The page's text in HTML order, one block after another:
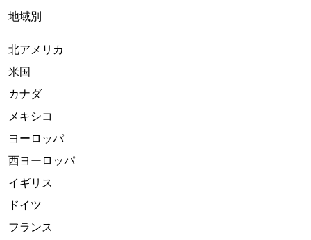
地域別
北アメリカ
米国
カナダ
メキシコ
ヨーロッパ
西ヨーロッパ
イギリス
ドイツ
フランス